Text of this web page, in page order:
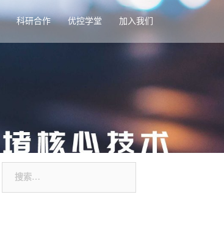
科研合作 优控学堂 加入我们
索：